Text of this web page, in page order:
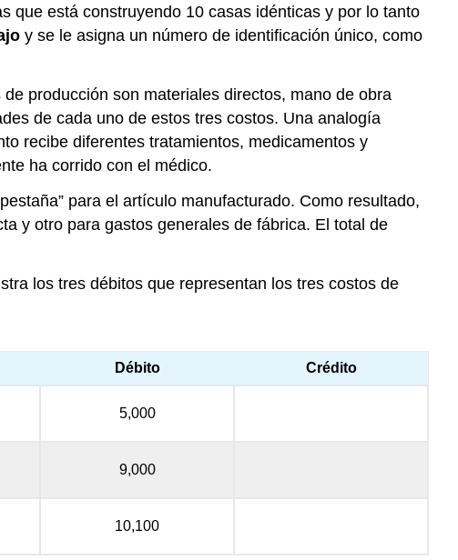
que está construyendo 10 casas idénticas y por lo tanto
y se le asigna un número de identificación único, como
producción son materiales directos, mano de obra
de cada uno de estos tres costos. Una analogía
recibe diferentes tratamientos, medicamentos y
ha corrido con el médico.
para el artículo manufacturado. Como resultado,
y otro para gastos generales de fábrica. El total de
los tres débitos que representan los tres costos de
Débito Crédito
5,000
9,000
10,100